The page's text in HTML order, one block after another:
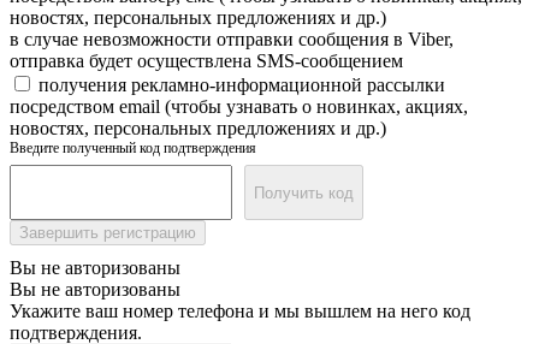
новостях, персональных предложениях и др.)
в случае невозможности отправки сообщения в Viber,
отправка будет осуществлена SMS-сообщением
получения рекламно-информационной рассылки
посредством email (чтобы узнавать о новинках, акциях,
новостях, персональных предложениях и др.)
Введите полученный код подтверждения
Получить код
Завершить регистрацию
Вы не авторизованы
Вы не авторизованы
Укажите ваш номер телефона и мы вышлем на него код
подтверждения.